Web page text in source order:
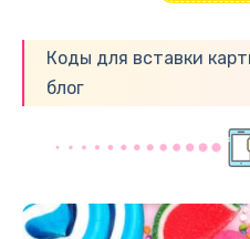
Коды для вставки
блог